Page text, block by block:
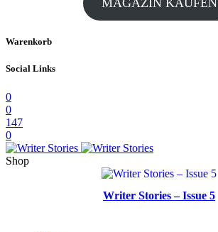
MAGAZIN KAUFEN
Warenkorb
Social Links
0
0
147
0
Shop
Writer Stories – Issue 5